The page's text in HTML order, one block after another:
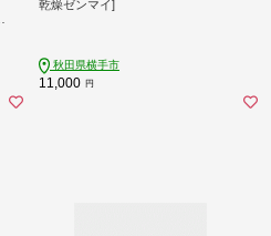
乾燥ゼンマイ]
秋田県横手市
11,000 円